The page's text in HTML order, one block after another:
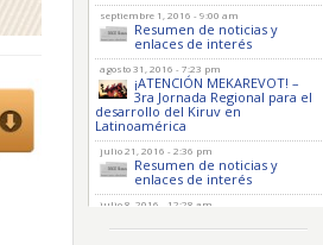
septiembre 1, 2016 - 9:00 am
Resumen de noticias y
enlaces de interés
agosto 31, 2016 - 7:23 pm
¡ATENCIÓN MEKAREVOT! –
3ra Jornada Regional para el
desarrollo del Kiruv en
Latinoamérica
julio 21, 2016 - 2:36 pm
Resumen de noticias y
enlaces de interés
julio 8, 2016 - 12:28 am
enlaces de interés